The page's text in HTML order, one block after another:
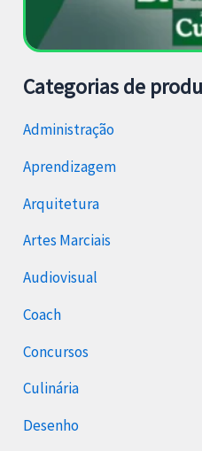
Categorias de
Administração
Aprendizagem
Arquitetura
Artes Marciais
Audiovisual
Coach
Concursos
Culinária
Desenho